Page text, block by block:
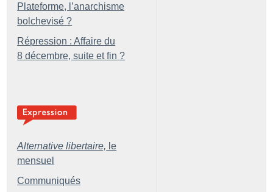
Plateforme, l’anarchisme
bolchevisé ?
Répression : Affaire du
8 décembre, suite et fin ?
Alternative libertaire, le
mensuel
Communiqués